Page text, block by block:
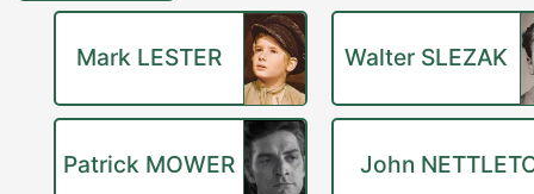
Mark LESTER Walter SLEZAK
Patrick MOWER John